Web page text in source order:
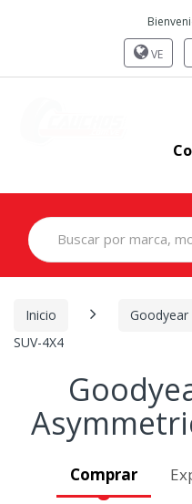
VE
Search
for:
Inicio Goodyear
SUV-4X4
Comprar